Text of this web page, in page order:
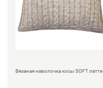
Вязаная наволочка косы SOFT латте